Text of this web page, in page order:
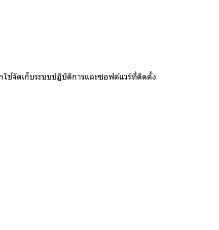
ช้จัดเก็บระบบปฏิบัติการและซอฟต์แวร์ที่ติดตั้ง